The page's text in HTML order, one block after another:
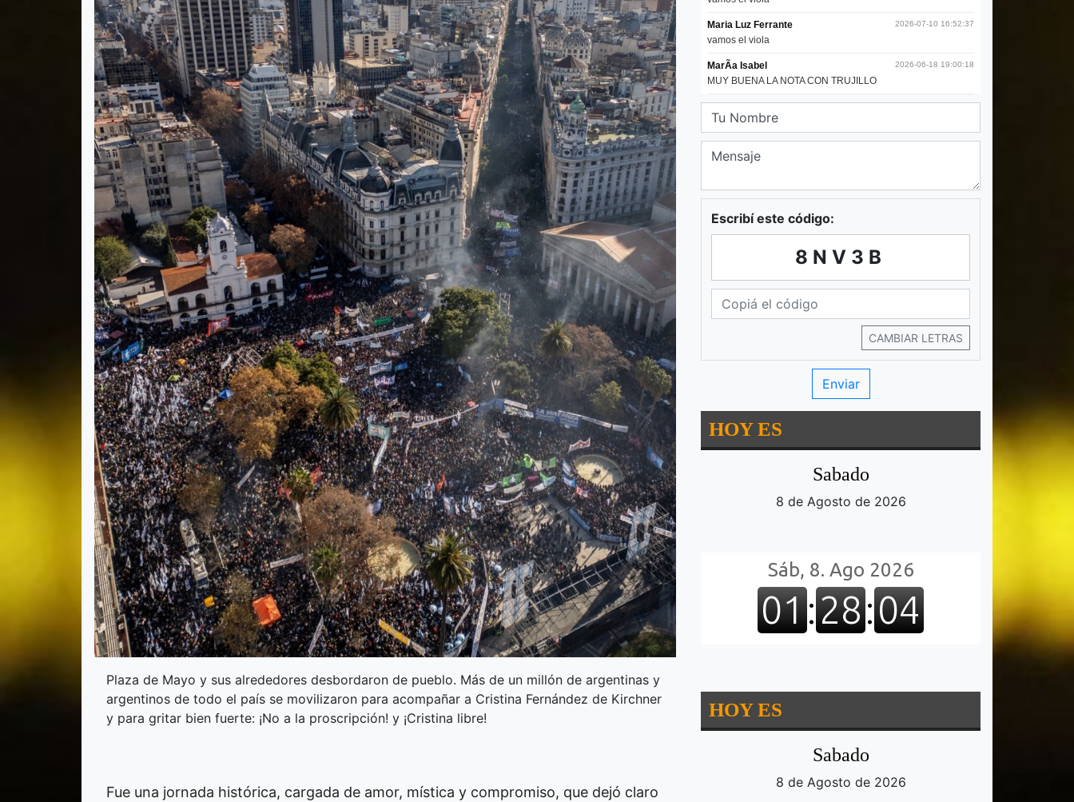
Plaza de Mayo y sus alrededores desbordaron de pueblo. Más de un millón de argentinas y
argentinos de todo el país se movilizaron para acompañar a Cristina Fernández de Kirchner
y para gritar bien fuerte: ¡No a la proscripción! y ¡Cristina libre!
Fue una jornada histórica, cargada de amor, mística y compromiso, que dejó claro
Escribí este código:
8NV3B
CAMBIAR LETRAS
HOY ES
Sabado
8 de Agosto de 2026
HOY ES
Sabado
8 de Agosto de 2026